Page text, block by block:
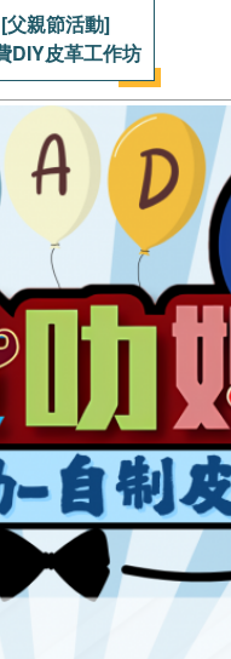
[父親節活動]
DIY皮革工作坊